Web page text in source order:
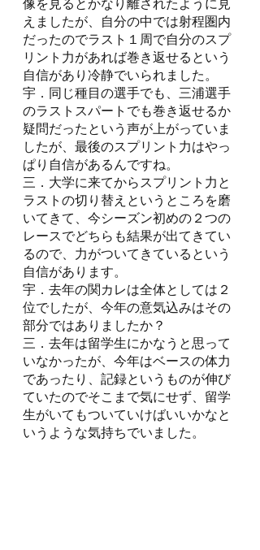
えましたが、自分の中では射程圏内
だったのでラスト１周で自分のスプ
リント力があれば巻き返せるという
自信があり冷静でいられました。
宇．同じ種目の選手でも、三浦選手
のラストスパートでも巻き返せるか
疑問だったという声が上がっていま
したが、最後のスプリント力はやっ
ぱり自信があるんですね。
三．大学に来てからスプリント力と
ラストの切り替えというところを磨
いてきて、今シーズン初めの２つの
レースでどちらも結果が出てきてい
るので、力がついてきているという
自信があります。
宇．去年の関カレは全体としては２
位でしたが、今年の意気込みはその
部分ではありましたか？
三．去年は留学生にかなうと思って
いなかったが、今年はベースの体力
であったり、記録というものが伸び
ていたのでそこまで気にせず、留学
生がいてもついていけばいいかなと
いうような気持ちでいました。